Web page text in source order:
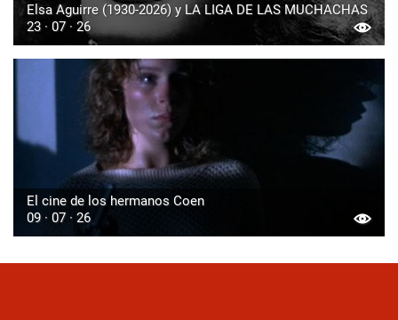
Elsa Aguirre (1930-2026) y LA LIGA DE LAS MUCHACHAS
23 · 07 · 26
El cine de los hermanos Coen
09 · 07 · 26